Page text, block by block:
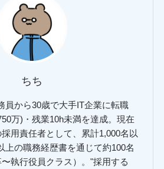
ちち
員から30歳で大手IT企業に転職
万)・残業10h未満を達成。現在
用責任者として、累計1,000名以
上の職務経歴書を通じて約100名
執行役員クラス）。"採用する